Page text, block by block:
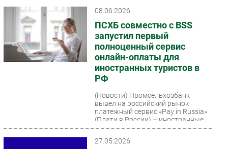
Интернет
Мобильная связь
Фиксированная связь
Интеграция
Рынок ПК
08.06.2026
ПСХБ совместно с BSS
запустил первый
полноценный сервис
онлайн-оплаты для
иностранных туристов в
РФ
(Новости) Промсельхозбанк
вывел на российский рынок
платежный сервис «Pay in Russia»
(Плати в России) – иностранные
туристы смогут открыть карту...
27.05.2026